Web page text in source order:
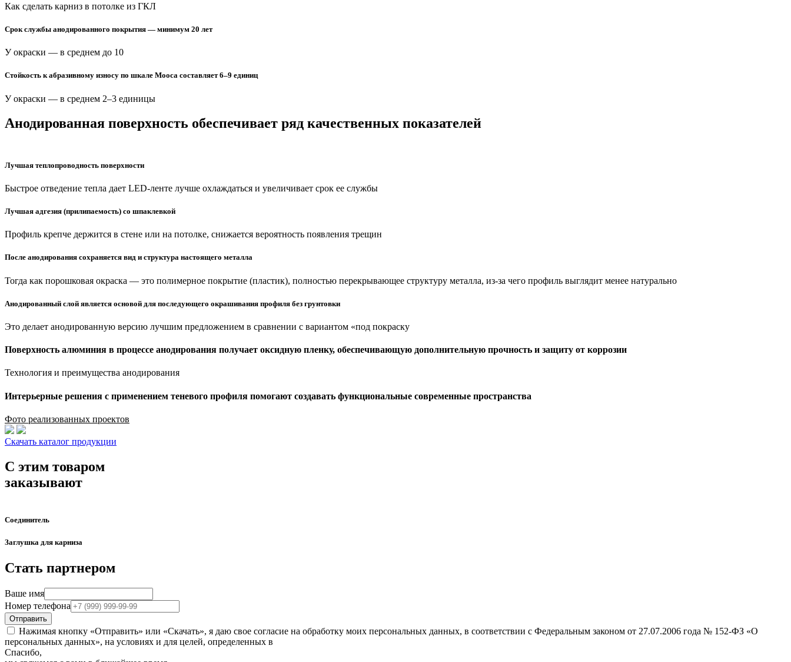
Как сделать карниз в потолке из ГКЛ
Срок службы анодированного покрытия — минимум 20 лет
У окраски — в среднем до 10
Стойкость к абразивному износу по шкале Мооса составляет6–9 единиц
У окраски — в среднем 2–3 единицы
Анодированная поверхность обеспечивает ряд качественных показателей
Лучшая теплопроводность поверхности
Быстрое отведение тепла дает LED-ленте лучше охлаждаться и увеличивает срок ее службы
Лучшая адгезия (прилипаемость) со шпаклевкой
Профиль крепче держится в стене или на потолке, снижается вероятность появления трещин
После анодирования сохраняется вид и структура настоящего металла
Тогда как порошковая окраска — это полимерное покрытие (пластик), полностью перекрывающее структуру металла, из-за чего профиль выглядит менее натурально
Анодированный слой является основой для последующего окрашивания профиля без грунтовки
Это делает анодированную версию лучшим предложением в сравнении с вариантом «под покраску
Поверхность алюминия в процессе анодирования получает оксидную пленку, обеспечивающую дополнительную прочность и защиту от коррозии
Технология и преимущества анодирования
Интерьерные решения с применением теневого профиля помогают создавать функциональные современные пространства
Фото реализованных проектов
Скачать каталог продукции
С этим товаром
заказывают
Соединитель
Заглушка для карниза
Стать партнером
Ваше имя
Номер телефона
Отправить
Нажимая кнопку «Отправить» или «Скачать», я даю свое согласие на обработку моих персональных данных, в соответствии с Федеральным законом от 27.07.2006 года № 152-ФЗ «О
персональных данных», на условиях и для целей, определенных в
Спасибо,